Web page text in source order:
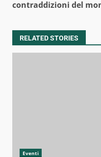
contraddizioni del
RELATED STORIES
Eventi